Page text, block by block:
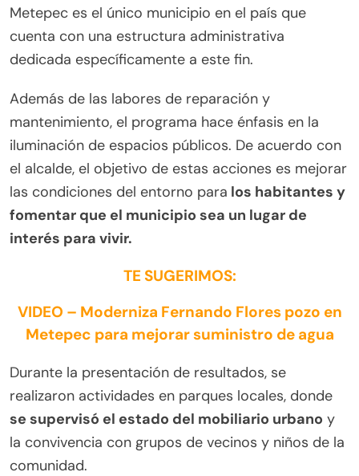
Metepec es el único municipio en el país que
cuenta con una estructura administrativa
dedicada específicamente a este fin.
Además de las labores de reparación y
mantenimiento, el programa hace énfasis en la
iluminación de espacios públicos. De acuerdo con
el alcalde, el objetivo de estas acciones es mejorar
las condiciones del entorno para los habitantes y
fomentar que el municipio sea un lugar de
interés para vivir.
TE SUGERIMOS:
VIDEO – Moderniza Fernando Flores pozo en
Metepec para mejorar suministro de agua
Durante la presentación de resultados, se
realizaron actividades en parques locales, donde
se supervisó el estado del mobiliario urbano y
la convivencia con grupos de vecinos y niños de la
comunidad.